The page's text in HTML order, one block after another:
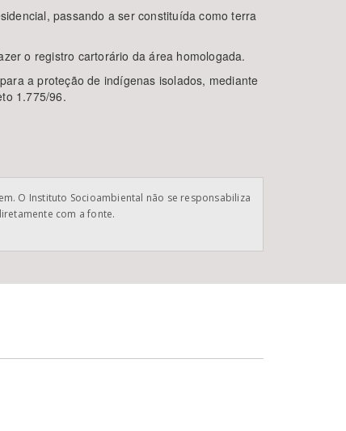
passando a ser constituída como terra
o registro cartorário da área homologada.
a proteção de indígenas isolados, mediante
1.775/96.
O Instituto Socioambiental não se responsabiliza
com a fonte.